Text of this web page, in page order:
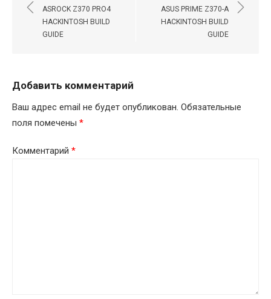
по
записям
ASROCK Z370 PRO4
HACKINTOSH BUILD
GUIDE
ASUS PRIME Z370-A
HACKINTOSH BUILD
GUIDE
Добавить комментарий
Ваш адрес email не будет опубликован. Обязательные
поля помечены *
Комментарий *